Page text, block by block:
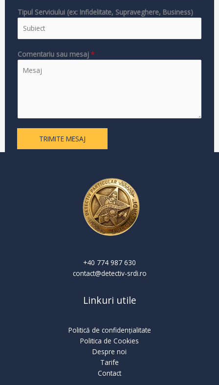
Tipul Serviciului (ex: Infidelitate, Supraveghere, Business)
Comentariu sau mesaj *
TRIMITE MESAJ
+40 774 987 630
contact@detectiv-srdi.ro
Linkuri utile
Politică de confidențialitate
Politica de Cookies
Despre noi
Tarife
Contact